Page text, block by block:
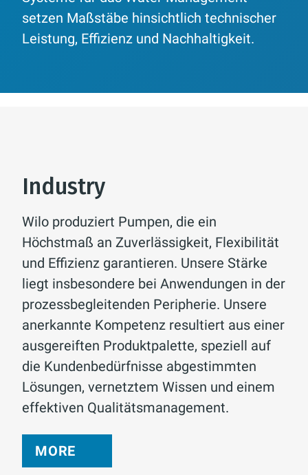
setzen Maßstäbe hinsichtlich technischer
Leistung, Effizienz und Nachhaltigkeit.
Industry
Wilo produziert Pumpen, die ein
Höchstmaß an Zuverlässigkeit, Flexibilität
und Effizienz garantieren. Unsere Stärke
liegt insbesondere bei Anwendungen in der
prozessbegleitenden Peripherie. Unsere
anerkannte Kompetenz resultiert aus einer
ausgereiften Produktpalette, speziell auf
die Kundenbedürfnisse abgestimmten
Lösungen, vernetztem Wissen und einem
effektiven Qualitätsmanagement.
MORE